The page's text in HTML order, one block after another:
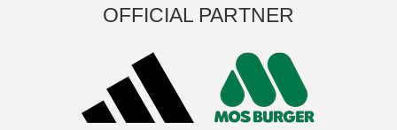
OFFICIAL PARTNER